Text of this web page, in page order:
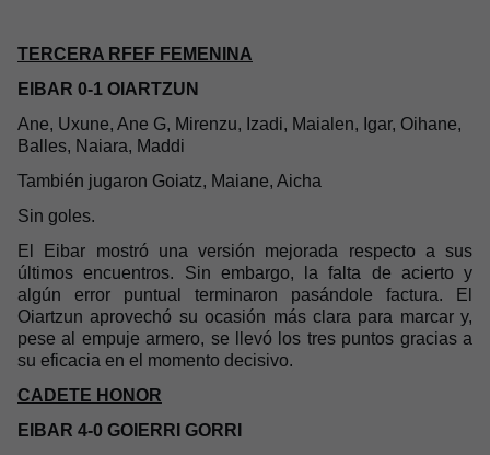
TERCERA RFEF FEMENINA
EIBAR 0-1 OIARTZUN
Ane, Uxune, Ane G, Mirenzu, Izadi, Maialen, Igar, Oihane,
Balles, Naiara, Maddi
También jugaron Goiatz, Maiane, Aicha
Sin goles.
El Eibar mostró una versión mejorada respecto a sus
últimos encuentros. Sin embargo, la falta de acierto y
algún error puntual terminaron pasándole factura. El
Oiartzun aprovechó su ocasión más clara para marcar y,
pese al empuje armero, se llevó los tres puntos gracias a
su eficacia en el momento decisivo.
CADETE HONOR
EIBAR 4-0 GOIERRI GORRI